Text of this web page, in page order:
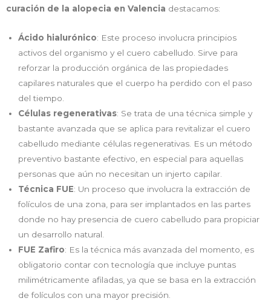
curación de la alopecia en Valencia destacamos:
Ácido hialurónico: Este proceso involucra principios
activos del organismo y el cuero cabelludo. Sirve para
reforzar la producción orgánica de las propiedades
capilares naturales que el cuerpo ha perdido con el paso
del tiempo.
Células regenerativas: Se trata de una técnica simple y
bastante avanzada que se aplica para revitalizar el cuero
cabelludo mediante células regenerativas. Es un método
preventivo bastante efectivo, en especial para aquellas
personas que aún no necesitan un injerto capilar.
Técnica FUE: Un proceso que involucra la extracción de
folículos de una zona, para ser implantados en las partes
donde no hay presencia de cuero cabelludo para propiciar
un desarrollo natural.
FUE Zafiro: Es la técnica más avanzada del momento, es
obligatorio contar con tecnología que incluye puntas
milimétricamente afiladas, ya que se basa en la extracción
de folículos con una mayor precisión.